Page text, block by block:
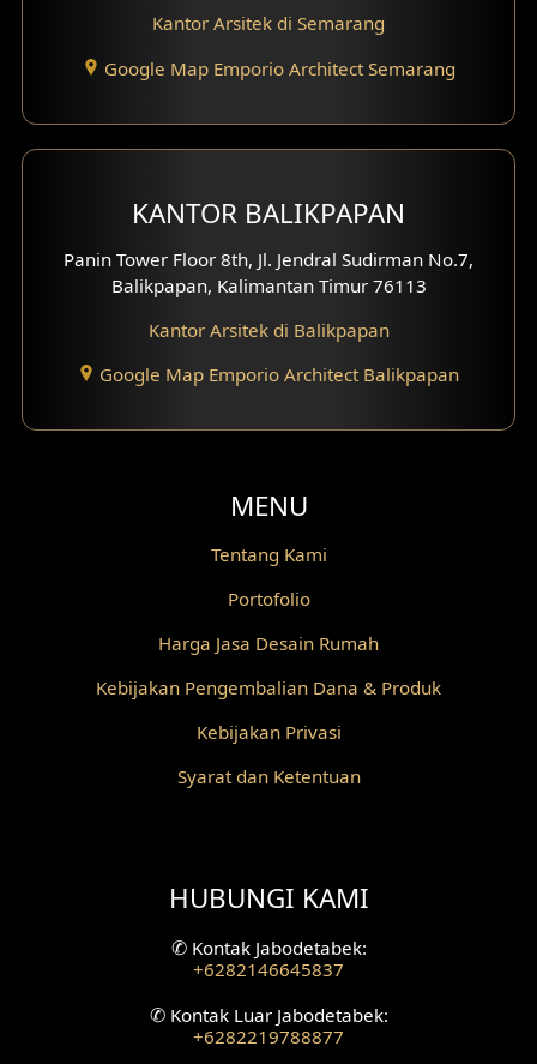
Desain Koridor
Desain Mini Theater
Fasad Rumah Villa Bali
Desain Wallpanel
Desain Partisi
Desain Pilar
Desain Fasad Depan
Desain Fasad Belakang
Desain Rumah American Style
Fasad Rumah American Style
Desain Interior Villa
Kantor Arsitek di Semarang
Google Map Emporio Architect Semarang
KANTOR BALIKPAPAN
Panin Tower Floor 8th, Jl. Jendral Sudirman No.7,
Balikpapan, Kalimantan Timur 76113
Kantor Arsitek di Balikpapan
Google Map Emporio Architect Balikpapan
MENU
Tentang Kami
Portofolio
Harga Jasa Desain Rumah
Kebijakan Pengembalian Dana & Produk
Kebijakan Privasi
Syarat dan Ketentuan
HUBUNGI KAMI
✆Kontak Jabodetabek:
+6282146645837
✆Kontak Luar Jabodetabek:
+6282219788877